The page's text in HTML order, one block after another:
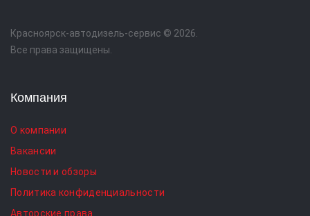
Красноярск-автодизель-сервис © 2026.
Все права защищены.
Компания
О компании
Вакансии
Новости и обзоры
Политика конфиденциальности
Авторские права